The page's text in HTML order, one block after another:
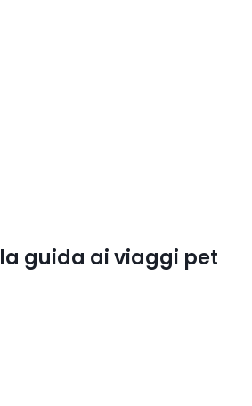
guida ai viaggi pet